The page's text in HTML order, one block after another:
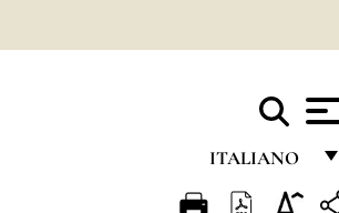
ITALIANO
FRANÇAIS